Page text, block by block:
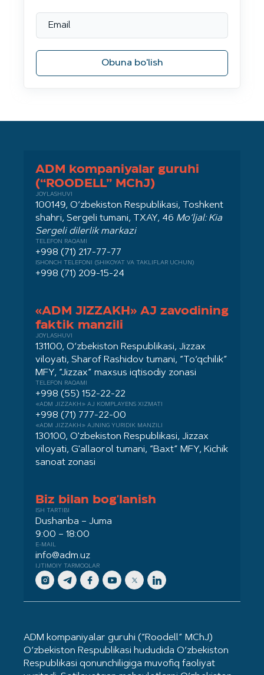
Obuna bo'lish
ADM kompaniyalar guruhi
(“ROODELL” MChJ)
JOYLASHUVI
100149, O‘zbekiston Respublikasi, Toshkent
shahri, Sergeli tumani, TXAY, 46 Mo‘ljal: Kia
Sergeli dilerlik markazi
TELEFON RAQAMI
+998 (71) 217-77-77
ISHONCH TELEFONI (SHIKOYAT VA TAKLIFLAR UCHUN)
+998 (71) 209-15-24
«ADM JIZZAKH» AJ zavodining
faktik manzili
JOYLASHUVI
131100, O‘zbekiston Respublikasi, Jizzax
viloyati, Sharof Rashidov tumani, “To‘qchilik”
MFY, “Jizzax” maxsus iqtisodiy zonasi
TELEFON RAQAMI
+998 (55) 152-22-22
«ADM JIZZAKH» AJ KOMPLAYENS XIZMATI
+998 (71) 777-22-00
«ADM JIZZAKH» AJNING YURIDIK MANZILI
130100, O'zbekiston Respublikasi, Jizzax
viloyati, G'allaorol tumani, “Baxt” MFY, Kichik
sanoat zonasi
Biz bilan bog'lanish
ISH TARTIBI
Dushanba – Juma
9:00 – 18:00
E-MAIL
info@adm.uz
IJTIMOIY TARMOQLAR
ADM kompaniyalar guruhi (“Roodell” MChJ)
O‘zbekiston Respublikasi hududida O‘zbekiston
Respublikasi qonunchiligiga muvofiq faoliyat